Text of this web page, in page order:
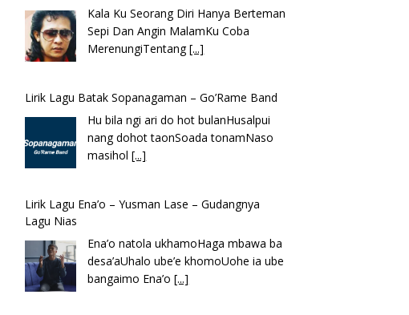
Kala Ku Seorang Diri Hanya Berteman
Sepi Dan Angin MalamKu Coba
MerenungiTentang[...]
Lirik Lagu Batak Sopanagaman – Go’Rame Band
Hu bila ngi ari do hot bulanHusalpui
nang dohot taonSoada tonamNaso
masihol[...]
Lirik Lagu Ena’o – Yusman Lase – Gudangnya
Lagu Nias
Ena’o natola ukhamoHaga mbawa ba
desa’aUhalo ube’e khomoUohe ia ube
bangaimo Ena’o[...]